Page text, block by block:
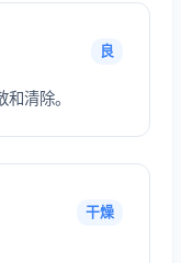
良
清除。
干燥